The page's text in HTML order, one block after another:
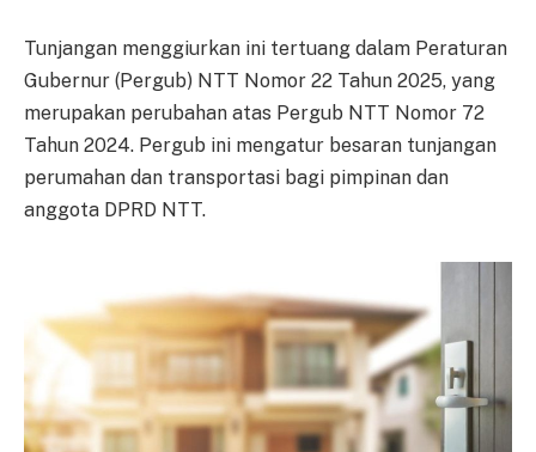
Tunjangan menggiurkan ini tertuang dalam Peraturan
Gubernur (Pergub) NTT Nomor 22 Tahun 2025, yang
merupakan perubahan atas Pergub NTT Nomor 72
Tahun 2024. Pergub ini mengatur besaran tunjangan
perumahan dan transportasi bagi pimpinan dan
anggota DPRD NTT.